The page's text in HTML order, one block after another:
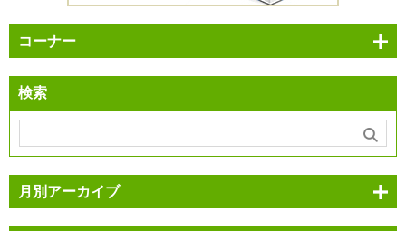
コーナー
検索
月別アーカイブ